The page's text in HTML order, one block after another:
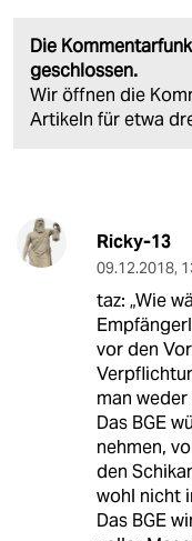
Die
geschlossen.
Wir öffnen die
Artikeln für etwa
Ricky-13
09.12.2018,
taz: „Wie
vor den
man weder
Das BGE
nehmen,
den
wohl nicht
Das BGE